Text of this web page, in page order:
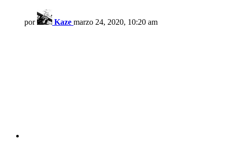
por Kaze marzo 24, 2020, 10:20 am